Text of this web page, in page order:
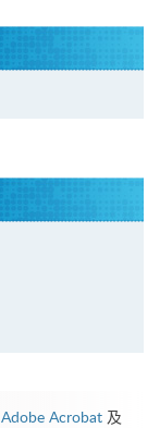
Adobe Acrobat 及